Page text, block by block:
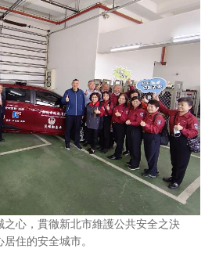
心，貫徹新北市維護公共安全之決
住的安全城市。